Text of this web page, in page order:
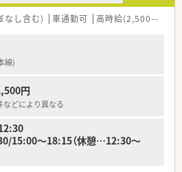
なし含む) 車通勤可 高時給(2,500円以上)
線)
円
などにより異なる
15:00～18:15（休憩…12:30～